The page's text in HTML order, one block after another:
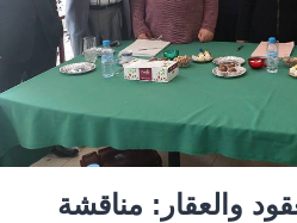
والعقار: مناقشة